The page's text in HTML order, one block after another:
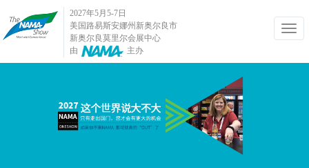
2027年5月5-7日
美国路易斯安娜州新奥尔良市
新奥尔良莫里尔会展中心
由
主办